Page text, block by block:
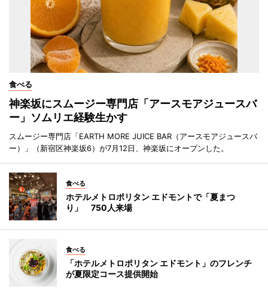
食べる
神楽坂にスムージー専門店「アースモアジュースバ
ー」ソムリエ経験生かす
スムージー専門店「EARTH MORE JUICE BAR（アースモアジュースバ
ー）」（新宿区神楽坂6）が7月12日、神楽坂にオープンした。
食べる
ホテルメトロポリタン エドモントで「夏まつ
り」 750人来場
食べる
「ホテルメトロポリタン エドモント」のフレンチ
が夏限定コース提供開始